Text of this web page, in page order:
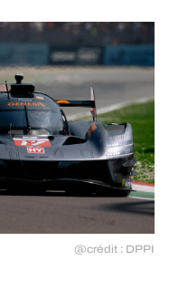
@crédit : DPPI